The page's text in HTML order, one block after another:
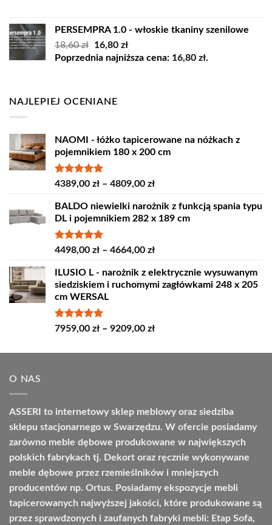
PERSEMPRA 1.0 - włoskie tkaniny szenilowe
18,60zł
Pierwotna
cena
16,80 złAktualna
cena
Poprzednia najniższa cena: 16,80 zł.
NAJLEPIEJ OCENIANE
NAOMI - łóżko tapicerowane na nóżkach z
pojemnikiem 180 x 200 cm
Oceniono
4389,00 zł – 4809,00 złZakres
od
4389,00 zł
4809,00 zł
BALDO niewielki narożnik z funkcją spania typu
DL i pojemnikiem 282 x 189 cm
Oceniono
4498,00 zł – 4664,00 złZakres
od
4498,00 zł
ILUSIO L - narożnik z elektrycznie wysuwanym
siedziskiem i ruchomymi zagłówkami 248 x 205
cm WERSAL
Oceniono
7959,00 zł – 9209,00 złZakres
od
O NAS
ASSERI to internetowy sklep meblowy oraz siedziba
sklepu stacjonarnego w Swarzędzu. W ofercie posiadamy
zarówno meble dębowe produkowane w największych
polskich fabrykach tj. Dekort oraz ręcznie wykonywane
meble dębowe przez rzemieślników i mniejszych
producentów np. Ortus. Posiadamy ekspozycje mebli
tapicerowanych najwyższej jakości, które produkowane są
przez sprawdzonych i zaufanych fabryki mebli: Etap Sofa,